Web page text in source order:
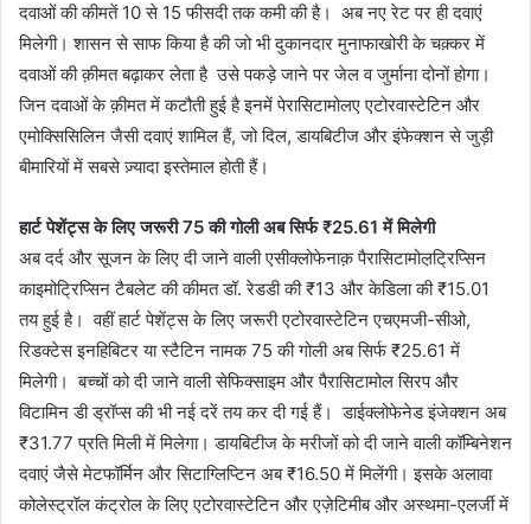
दवाओं की कीमतें 10 से 15 फीसदी तक कमी की है। अब नए रेट पर ही दवाएं
मिलेगी। शासन से साफ किया है की जो भी दुकानदार मुनाफाखोरी के चक़्कर में
दवाओं की क़ीमत बढ़ाकर लेता है उसे पकड़े जाने पर जेल व जुर्माना दोनों होगा।
जिन दवाओं के क़ीमत में कटौती हुई है इनमें पेरासिटामोलए एटोरवास्टेटिन और
एमोक्सिसिलिन जैसी दवाएं शामिल हैं, जो दिल, डायबिटीज और इंफेक्शन से जुड़ी
बीमारियों में सबसे ज़्यादा इस्तेमाल होती हैं।
हार्ट पेशेंट्स के लिए जरूरी 75 की गोली अब सिर्फ ₹25.61 में मिलेगी
अब दर्द और सूजन के लिए दी जाने वाली एसीक्लोफेनाक़ पैरासिटामोल़ट्रिप्सिन
काइमोट्रिप्सिन टैबलेट की कीमत डॉ. रेडडी की ₹13 और केडिला की ₹15.01
तय हुई है। वहीं हार्ट पेशेंट्स के लिए जरूरी एटोरवास्टेटिन एचएमजी-सीओ,
रिडक्टेस इनहिबिटर या स्टैटिन नामक 75 की गोली अब सिर्फ ₹25.61 में
मिलेगी। बच्चों को दी जाने वाली सेफिक्साइम और पैरासिटामोल सिरप और
विटामिन डी ड्रॉप्स की भी नई दरें तय कर दी गई हैं। डाईक्लोफेनेड इंजेक्शन अब
₹31.77 प्रति मिली में मिलेगा। डायबिटीज के मरीजों को दी जाने वाली कॉम्बिनेशन
दवाएं जैसे मेटफॉर्मिन और सिटाग्लिप्टिन अब ₹16.50 में मिलेंगी। इसके अलावा
कोलेस्ट्रॉल कंट्रोल के लिए एटोरवास्टेटिन और एज़ेटिमीब और अस्थमा-एलर्जी में